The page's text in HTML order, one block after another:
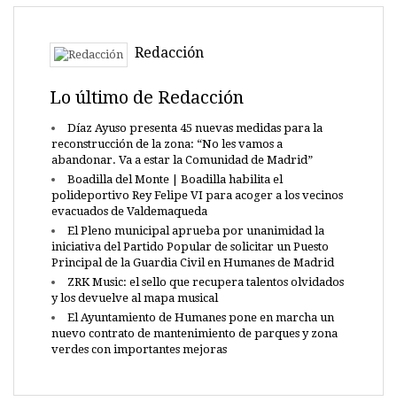
Redacción
Lo último de Redacción
Díaz Ayuso presenta 45 nuevas medidas para la
reconstrucción de la zona: “No les vamos a
abandonar. Va a estar la Comunidad de Madrid”
Boadilla del Monte | Boadilla habilita el
polideportivo Rey Felipe VI para acoger a los vecinos
evacuados de Valdemaqueda
El Pleno municipal aprueba por unanimidad la
iniciativa del Partido Popular de solicitar un Puesto
Principal de la Guardia Civil en Humanes de Madrid
ZRK Music: el sello que recupera talentos olvidados
y los devuelve al mapa musical
El Ayuntamiento de Humanes pone en marcha un
nuevo contrato de mantenimiento de parques y zona
verdes con importantes mejoras